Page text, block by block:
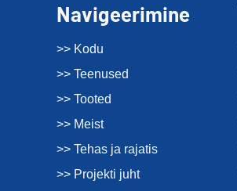
Navigeerimine
>> Kodu
>> Teenused
>> Tooted
>> Meist
>> Tehas ja rajatis
>> Projekti juht